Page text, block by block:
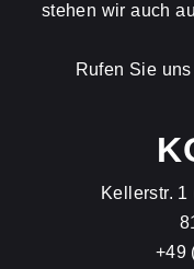
stehen wir auch
Rufen Sie
Kellerstr.
+49